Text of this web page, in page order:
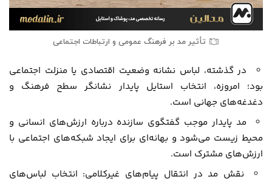
تأثیر مد بر فرهنگ عمومی و ارتباطات اجتماعی
در گذشته، لباس نشانه وضعیت اقتصادی یا منزلت اجتماعی
بود؛ امروزه، انتخاب استایل پایدار نشانگر سطح فرهنگ و
دغدغه‌های جهانی است.
مد پایدار موجب گفتگوی سازنده درباره ارزش‌های انسانی و
محیط زیست می‌شود و بهانه‌ای برای ایجاد شبکه‌های اجتماعی با
ارزش‌های مشترک است.
نقش مد در انتقال پیام‌های غیرکلامی: انتخاب لباس‌های